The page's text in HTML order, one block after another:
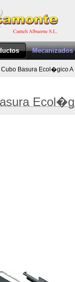
Mecanizados
Basura Ecol�gico A